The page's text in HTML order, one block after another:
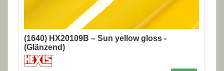
(1640) HX20109B – Sun yellow gloss -
(Glänzend)